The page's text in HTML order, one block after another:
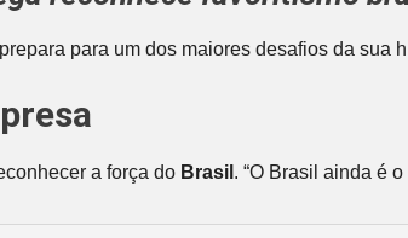
para um dos maiores desafios da sua
a força do Brasil . “O Brasil ainda é